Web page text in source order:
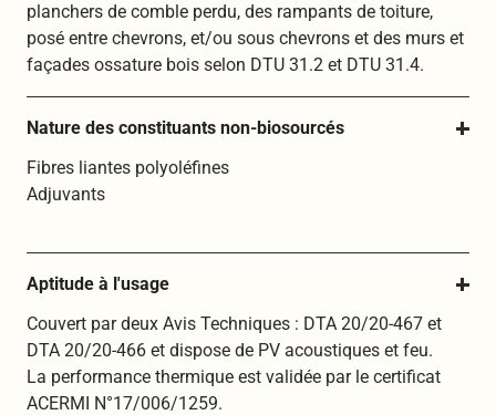
planchers de comble perdu, des rampants de toiture,
posé entre chevrons, et/ou sous chevrons et des murs et
façades ossature bois selon DTU 31.2 et DTU 31.4.
Nature des constituants non-biosourcés
Fibres liantes polyoléfines
Adjuvants
Aptitude à l'usage
Couvert par deux Avis Techniques : DTA 20/20-467 et
DTA 20/20-466 et dispose de PV acoustiques et feu.
La performance thermique est validée par le certificat
ACERMI N°17/006/1259.